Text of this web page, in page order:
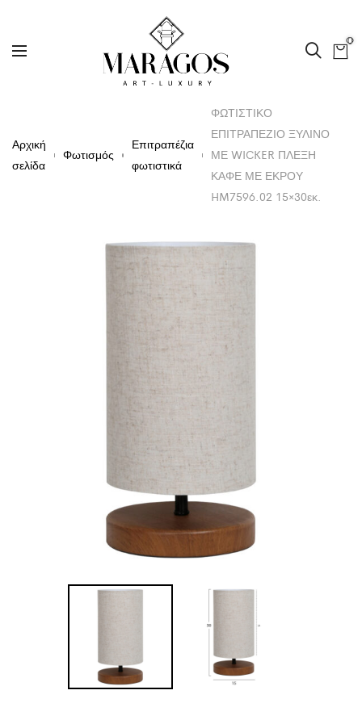
0
Αρχική
σελίδα
Φωτισμός
Επιτραπέζια
φωτιστικά
ΦΩΤΙΣΤΙΚΟ
ΕΠΙΤΡΑΠΕΖΙΟ ΞΥΛΙΝΟ
ΜΕ WICKER ΠΛΕΞΗ
ΚΑΦΕ ΜΕ ΕΚΡΟΥ
HM7596.02 15×30εκ.